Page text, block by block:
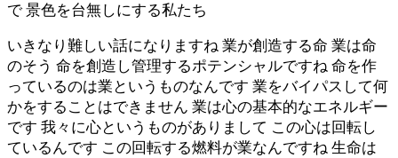
で 景色を台無しにする私たち
いきなり難しい話になりますね 業が創造する命 業は命
のそう 命を創造し管理するポテンシャルですね 命を作
っているのは業というものなんです 業をバイパスして何
かをすることはできません 業は心の基本的なエネルギー
です 我々に心というものがありまして この心は回転し
ているんです この回転する燃料が業なんですね 生命は